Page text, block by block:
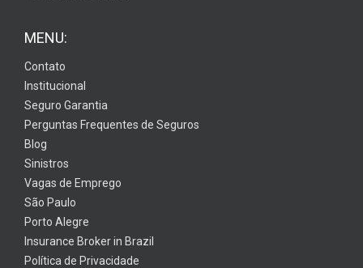
MENU:
Contato
Institucional
Seguro Garantia
Perguntas Frequentes de Seguros
Blog
Sinistros
Vagas de Emprego
São Paulo
Porto Alegre
Insurance Broker in Brazil
Política de Privacidade